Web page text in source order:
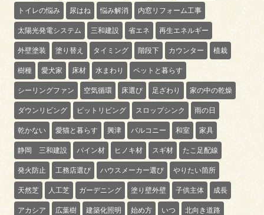
トイレの悩み 尿はね 悩み解消 内窓リフォーム工事
太陽光発電システム 三和建設 省エネ 再生エネルギー
外壁塗装 塗り替え タイミング 階段下 カウンター 植栽
樹種 愛犬家 床材 水まわり ペットと暮らす
シーリングファン 空気循環 床選び 足ざわり 家の中の乾燥
ダウンリビング ピットリビング スロップシンク 雨の日
乾かない 愛猫と暮らす 興津 バルコニー 和室 家具
静岡 三和建設 パイン材 ヒノキ材 スギ材 たこ足配線
発火防止 工務店選び ハウスメーカー選び やりたい箇所
天然芝 人工芝 ガーデニング 塗り壁外壁 子供主体 成長
アカシア 広葉樹 建築化照明 始め方 いつ 北向き道路